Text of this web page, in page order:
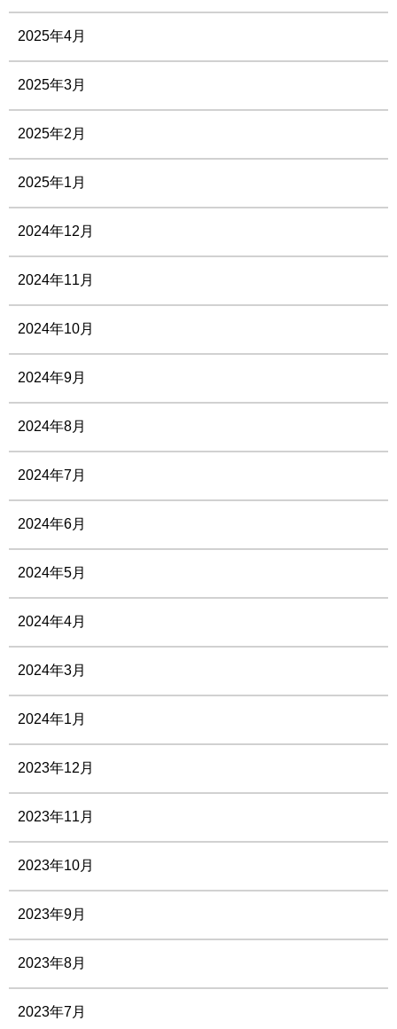
2025年4月
2025年3月
2025年2月
2025年1月
2024年12月
2024年11月
2024年10月
2024年9月
2024年8月
2024年7月
2024年6月
2024年5月
2024年4月
2024年3月
2024年1月
2023年12月
2023年11月
2023年10月
2023年9月
2023年8月
2023年7月